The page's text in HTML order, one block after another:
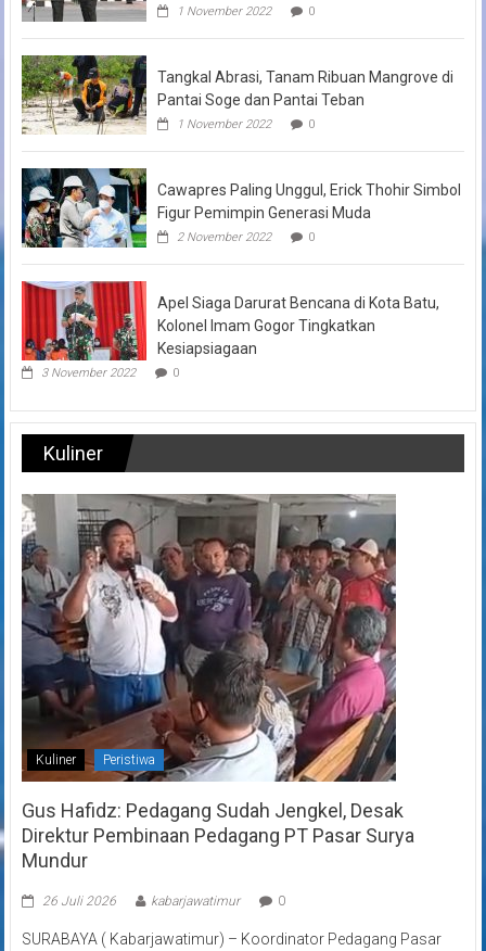
1 November 2022 0
Tangkal Abrasi, Tanam Ribuan Mangrove di
Pantai Soge dan Pantai Teban
1 November 2022 0
Cawapres Paling Unggul, Erick Thohir Simbol
Figur Pemimpin Generasi Muda
2 November 2022 0
Apel Siaga Darurat Bencana di Kota Batu,
Kolonel Imam Gogor Tingkatkan
Kesiapsiagaan
3 November 2022 0
Kuliner
Kuliner Peristiwa
Gus Hafidz: Pedagang Sudah Jengkel, Desak
Direktur Pembinaan Pedagang PT Pasar Surya
Mundur
26 Juli 2026 kabarjawatimur 0
SURABAYA ( Kabarjawatimur) – Koordinator Pedagang Pasar